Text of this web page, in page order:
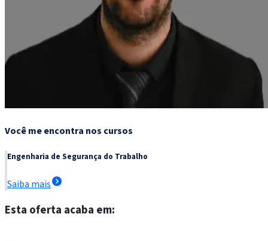
Você me encontra nos cursos
Engenharia de Segurança do Trabalho
Saiba mais
Esta oferta acaba em: